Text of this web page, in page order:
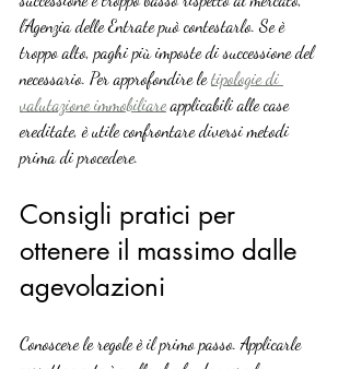
l’Agenzia delle Entrate può contestarlo. Se è
troppo alto, paghi più imposte di successione del
necessario. Per approfondire le tipologie di
valutazione immobiliare applicabili alle case
ereditate, è utile confrontare diversi metodi
prima di procedere.
Consigli pratici per
ottenere il massimo dalle
agevolazioni
Conoscere le regole è il primo passo. Applicarle